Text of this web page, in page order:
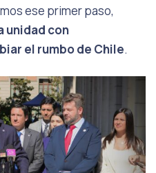
ese primer paso,
unidad con
el rumbo de Chile.